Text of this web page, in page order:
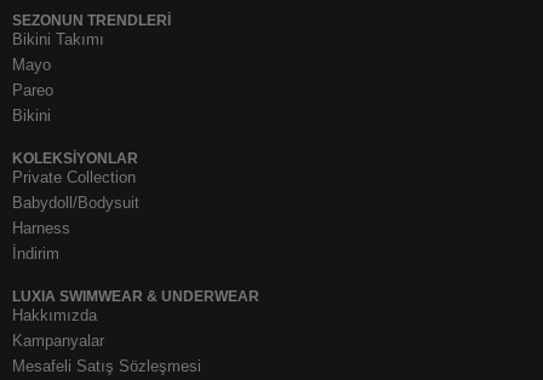
SEZONUN TRENDLERI
Bikini Takımı
Mayo
Pareo
Bikini
KOLEKSIYONLAR
Private Collection
Babydoll/Bodysuit
Harness
İndirim
LUXIA SWIMWEAR & UNDERWEAR
Hakkımızda
Kampanyalar
Mesafeli Satış Sözleşmesi